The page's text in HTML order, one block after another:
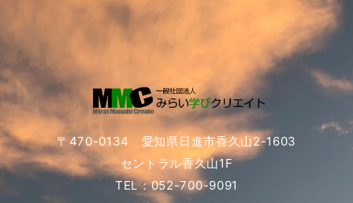
〒470-0134 愛知県日進市香久山2-1603
セントラル香久山1F
TEL：052-700-9091